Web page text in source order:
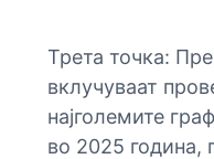
Трета точка:
вклучуваат
најголемите
во 2025 година,